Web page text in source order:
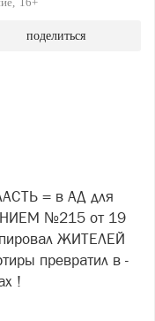
поделиться
= в АД для
№215 от 19
ЖИТЕЛЕЙ
превратил в -
!